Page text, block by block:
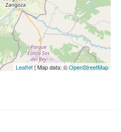
Leaflet| Map data: ©OpenStreetMap